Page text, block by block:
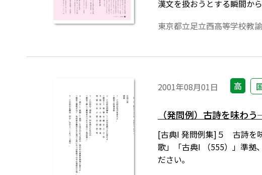
漢文を扱おうとする瞬間か
る。
東京都立足立西高等学校教
2001年08月01日 高
（発問例）古詩を味わ
[古典I 発問例集]５ 古詩を
歌」「古典I （555）」準拠
ださい｡